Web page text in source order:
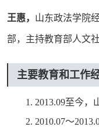
王惠， 山东政法学院
部，主持教育部人文
主要教育和工作
1. 2013.09至今，
2. 2010.07～